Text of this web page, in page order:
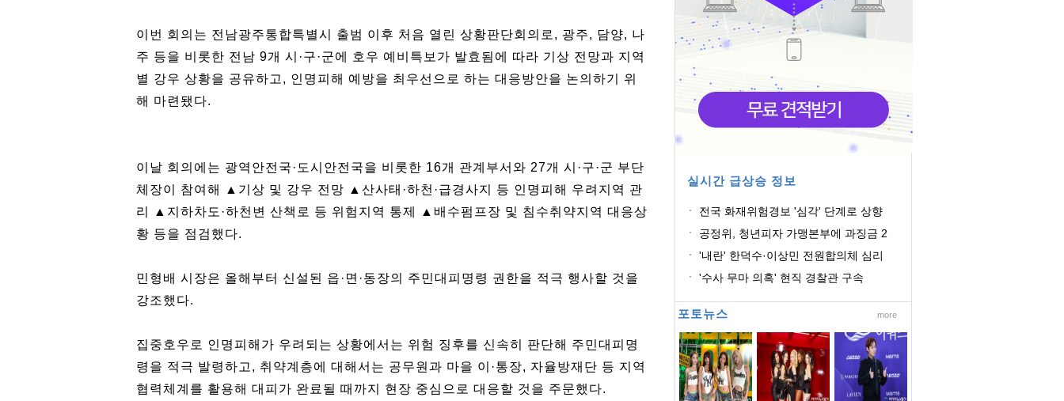
이번 회의는 전남광주통합특별시 출범 이후 처음 열린 상황판단회의로, 광주, 담양, 나
주 등을 비롯한 전남 9개 시·구·군에 호우 예비특보가 발효됨에 따라 기상 전망과 지역
별 강우 상황을 공유하고, 인명피해 예방을 최우선으로 하는 대응방안을 논의하기 위
해 마련됐다.
이날 회의에는 광역안전국·도시안전국을 비롯한 16개 관계부서와 27개 시·구·군 부단
체장이 참여해 ▲기상 및 강우 전망 ▲산사태·하천·급경사지 등 인명피해 우려지역 관
리 ▲지하차도·하천변 산책로 등 위험지역 통제 ▲배수펌프장 및 침수취약지역 대응상
황 등을 점검했다.
민형배 시장은 올해부터 신설된 읍·면·동장의 주민대피명령 권한을 적극 행사할 것을
강조했다.
집중호우로 인명피해가 우려되는 상황에서는 위험 징후를 신속히 판단해 주민대피명
령을 적극 발령하고, 취약계층에 대해서는 공무원과 마을 이·통장, 자율방재단 등 지역
협력체계를 활용해 대피가 완료될 때까지 현장 중심으로 대응할 것을 주문했다.
실시간 급상승 정보
전국 화재위험경보 '심각' 단계로 상향
공정위, 청년피자 가맹본부에 과징금 2
'내란' 한덕수·이상민 전원합의체 심리
'수사 무마 의혹' 현직 경찰관 구속
포토뉴스 more